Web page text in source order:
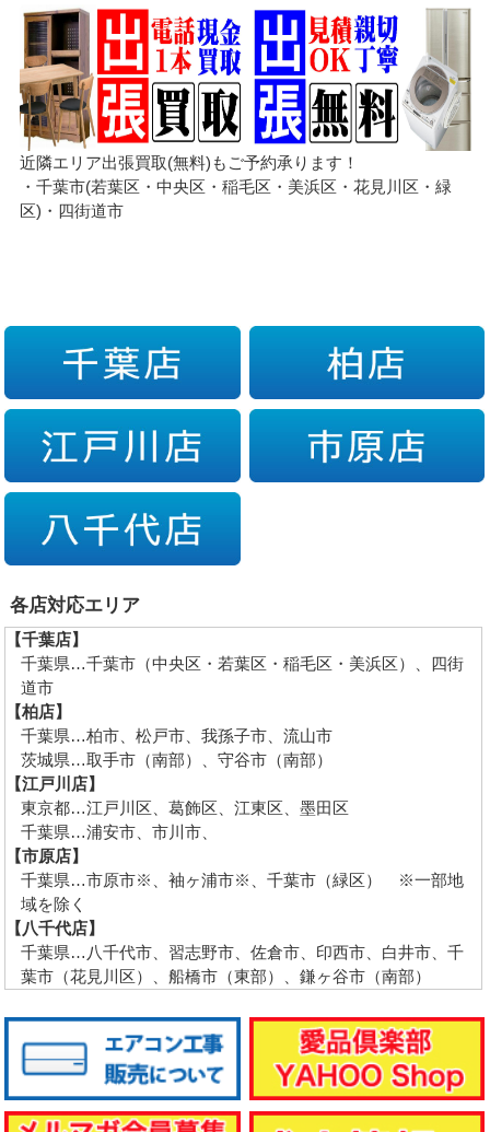
近隣エリア出張買取(無料)もご予約承ります！
・千葉市(若葉区・中央区・稲毛区・美浜区・花見川区・緑
区)・四街道市
各店対応エリア
【千葉店】
千葉県…千葉市（中央区・若葉区・稲毛区・美浜区）、四街
道市
【柏店】
千葉県…柏市、松戸市、我孫子市、流山市
茨城県…取手市（南部）、守谷市（南部）
【江戸川店】
東京都…江戸川区、葛飾区、江東区、墨田区
千葉県…浦安市、市川市、
【市原店】
千葉県…市原市※、袖ヶ浦市※、千葉市（緑区） ※一部地
域を除く
【八千代店】
千葉県…八千代市、習志野市、佐倉市、印西市、白井市、千
葉市（花見川区）、船橋市（東部）、鎌ヶ谷市（南部）